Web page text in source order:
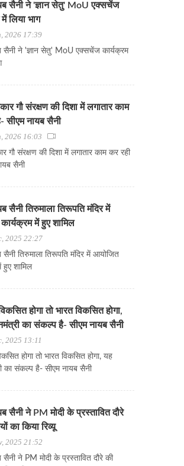
सैनी ने 'ज्ञान सेतु' MoU एक्सचेंज
लिया भाग
2026 17:39
सैनी ने 'ज्ञान सेतु' MoU एक्सचेंज कार्यक्रम
गौ संरक्षण की दिशा में लगातार काम
सीएम नायब सैनी
2026 16:03
गौ संरक्षण की दिशा में लगातार काम कर रही
सैनी
सैनी तिरुमाला तिरूपति मंदिर में
में हुए शामिल
2025 22:27
सैनी तिरुमाला तिरूपति मंदिर में आयोजित
हुए शामिल
होगा तो भारत विकसित होगा,
का संकल्प है- सीएम नायब सैनी
2025 13:11
होगा तो भारत विकसित होगा, यह
का संकल्प है- सीएम नायब सैनी
सैनी ने PM मोदी के प्रस्तावित दौरे
का किया रिव्यू
2025 21:52
सैनी ने PM मोदी के प्रस्तावित दौरे की